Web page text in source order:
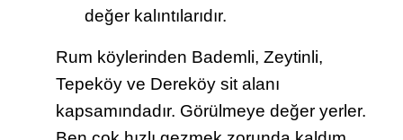
değer kalıntılarıdır.
Rum köylerinden Bademli, Zeytinli,
Tepeköy ve Dereköy sit alanı
kapsamındadır. Görülmeye değer yerler.